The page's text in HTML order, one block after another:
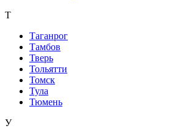
Т
Таганрог
Тамбов
Тверь
Тольятти
Томск
Тула
Тюмень
У